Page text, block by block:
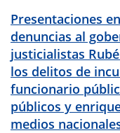
Presentaciones
denuncias al
justicialistas
los delitos de
funcionario
públicos y
medios